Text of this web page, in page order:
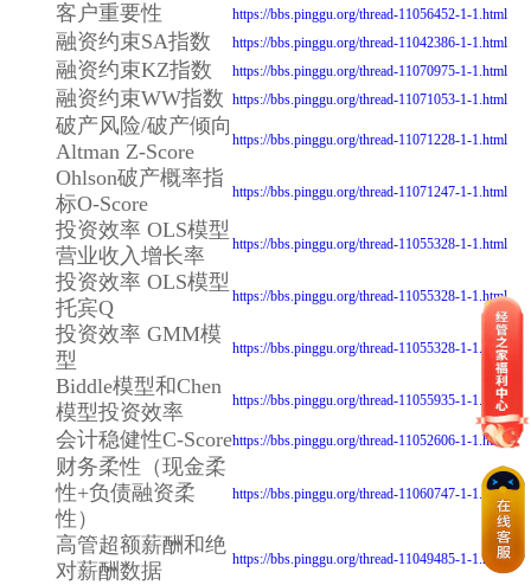
客户重要性 https://bbs.pinggu.org/thread-11056452-1-1.html
融资约束SA指数 https://bbs.pinggu.org/thread-11042386-1-1.html
融资约束KZ指数 https://bbs.pinggu.org/thread-11070975-1-1.html
融资约束WW指数 https://bbs.pinggu.org/thread-11071053-1-1.html
破产风险/破产倾向
Altman Z-Score
https://bbs.pinggu.org/thread-11071228-1-1.html
Ohlson破产概率指
标O-Score
https://bbs.pinggu.org/thread-11071247-1-1.html
投资效率 OLS模型
营业收入增长率
https://bbs.pinggu.org/thread-11055328-1-1.html
投资效率 OLS模型
托宾Q
https://bbs.pinggu.org/thread-11055328-1-1.html
投资效率 GMM模
型
https://bbs.pinggu.org/thread-11055328-1-1.html
Biddle模型和Chen
模型投资效率
https://bbs.pinggu.org/thread-11055935-1-1.html
会计稳健性C-Scorehttps://bbs.pinggu.org/thread-11052606-1-1.html
财务柔性（现金柔
性+负债融资柔
性）
https://bbs.pinggu.org/thread-11060747-1-1.html
高管超额薪酬和绝
对薪酬数据
https://bbs.pinggu.org/thread-11049485-1-1.html